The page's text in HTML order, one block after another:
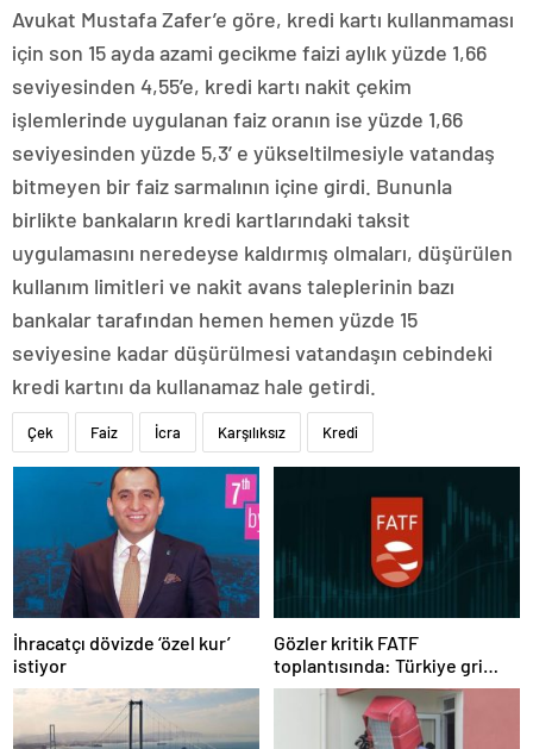
Avukat Mustafa Zafer’e göre, kredi kartı kullanmaması
için son 15 ayda azami gecikme faizi aylık yüzde 1,66
seviyesinden 4,55’e, kredi kartı nakit çekim
işlemlerinde uygulanan faiz oranın ise yüzde 1,66
seviyesinden yüzde 5,3’ e yükseltilmesiyle vatandaş
bitmeyen bir faiz sarmalının içine girdi. Bununla
birlikte bankaların kredi kartlarındaki taksit
uygulamasını neredeyse kaldırmış olmaları, düşürülen
kullanım limitleri ve nakit avans taleplerinin bazı
bankalar tarafından hemen hemen yüzde 15
seviyesine kadar düşürülmesi vatandaşın cebindeki
kredi kartını da kullanamaz hale getirdi.
Çek Faiz İcra Karşılıksız Kredi
İhracatçı dövizde ‘özel kur’
istiyor
Gözler kritik FATF
toplantısında: Türkiye gri
listeden çıkacak mı?